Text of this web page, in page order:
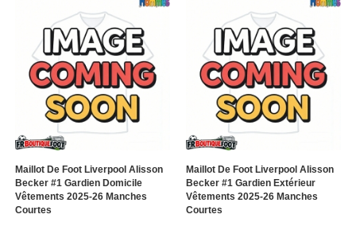
Maillot De Foot Liverpool Alisson
Becker #1 Gardien Domicile
Vêtements 2025-26 Manches
Courtes
Maillot De Foot Liverpool Alisson
Becker #1 Gardien Extérieur
Vêtements 2025-26 Manches
Courtes